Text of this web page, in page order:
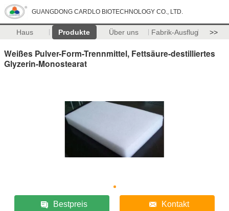
GUANGDONG CARDLO BIOTECHNOLOGY CO., LTD.
Haus Produkte Über uns Fabrik-Ausflug >>
Weißes Pulver-Form-Trennmittel, Fettsäure-destilliertes
Glyzerin-Monostearat
Bestpreis Kontakt